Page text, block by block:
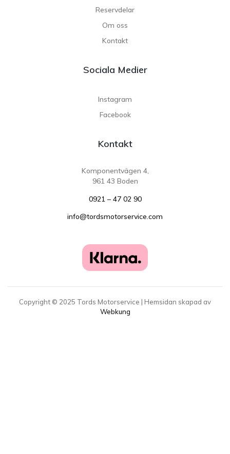
Reservdelar
Om oss
Kontakt
Sociala Medier
Instagram
Facebook
Kontakt
Komponentvägen 4,
961 43 Boden
0921 – 47 02 90
info@tordsmotorservice.com
Copyright © 2025 Tords Motorservice | Hemsidan skapad av
Webkung